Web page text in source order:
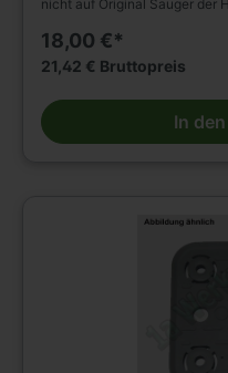
nicht auf Original Sauger der
18,00 €*
21,42 € Bruttopreis
In